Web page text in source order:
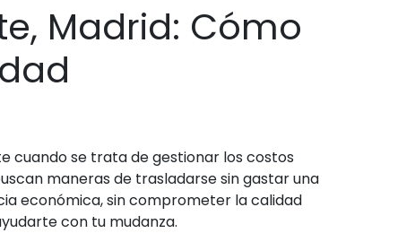
Madrid: Cómo
cuando se trata de gestionar los costos
maneras de trasladarse sin gastar una
económica, sin comprometer la calidad
con tu mudanza.